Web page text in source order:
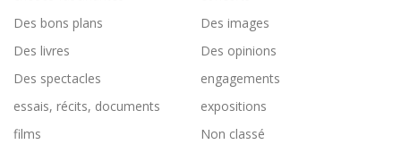
Des bons plans
Des images
Des livres
Des opinions
Des spectacles
engagements
essais, récits, documents
expositions
films
Non classé